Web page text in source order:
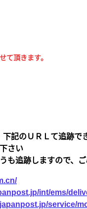
て頂きます。
記のＵＲＬて追跡
て下さい
も追跡しますので、ご
int/ems/
service/